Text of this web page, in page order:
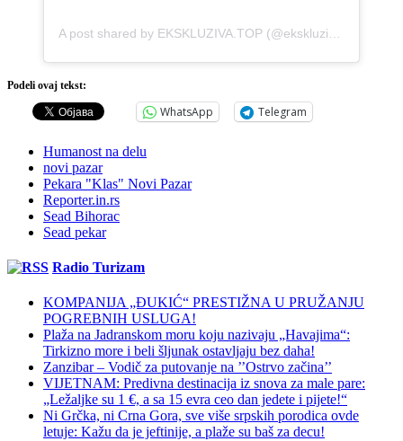
Podeli ovaj tekst:
WhatsApp Telegram
Humanost na delu
novi pazar
Pekara "Klas" Novi Pazar
Reporter.in.rs
Sead Bihorac
Sead pekar
Radio Turizam
KOMPANIJA „ĐUKIĆ“ PRESTIŽNA U PRUŽANJU
POGREBNIH USLUGA!
Plaža na Jadranskom moru koju nazivaju „Havajima“:
Tirkizno more i beli šljunak ostavljaju bez daha!
Zanzibar – Vodič za putovanje na ’’Ostrvo začina’’
VIJETNAM: Predivna destinacija iz snova za male pare:
„Ležaljke su 1 €, a sa 15 evra ceo dan jedete i pijete!“
Ni Grčka, ni Crna Gora, sve više srpskih porodica ovde
letuje: Kažu da je jeftinije, a plaže su baš za decu!